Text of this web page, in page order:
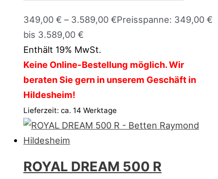
349,00 € – 3.589,00 €Preisspanne: 349,00 €
bis 3.589,00 €
Enthält 19% MwSt.
Keine Online-Bestellung möglich. Wir
beraten Sie gern in unserem Geschäft in
Hildesheim!
Lieferzeit: ca. 14 Werktage
ROYAL DREAM 500 R